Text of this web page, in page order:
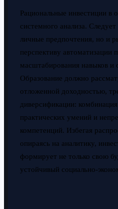
Рациональные инвестиции в
системного анализа.
личные предпочтения, но и
перспективу автоматизации
масштабирования навыков и
Образование должно
отложенной доходностью,
диверсификации:
практических умений и
компетенций. Избегая
опираясь на аналитику,
формирует не только свою
устойчивый социально-